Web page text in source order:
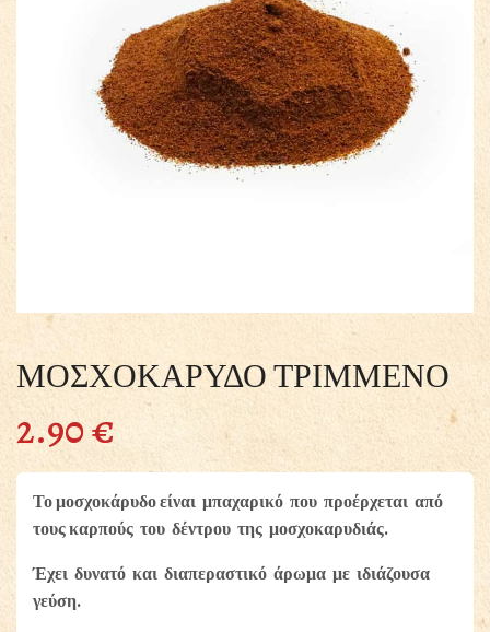
ΜΟΣΧΟΚΑΡΥΔΟ ΤΡΙΜΜΕΝΟ
2.90€
Το μοσχοκάρυδο είναι μπαχαρικό που προέρχεται από
τους καρπούς του δέντρου της μοσχοκαρυδιάς.
Έχει δυνατό και διαπεραστικό άρωμα με ιδιάζουσα
γεύση.